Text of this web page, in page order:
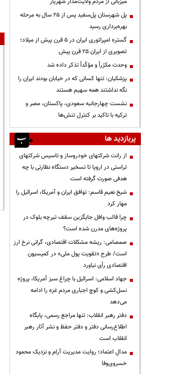
پل شهرستان پل‌سفید پس از ۲۵ سال به مرحله
بهره‌برداری رسید
گستره امپراتوری ایران در ۵ قرن پیش از میلاد؛
تصویری از ایران ۲۵ قرن پیش
وحدت مکرّراً و مؤکّداً تذکر داده شد
پزشکیان: تنها کسانی که در خیابان بودند ایران را
نگه نداشتند همه سهیم هستند
نشست چهارجانبه سعودی، پاکستان، مصر و
ترکیه با تاکید بر کنترل تنش‌ها
پربازدید ها
از رانت‌ شرکتهای خودروساز و تاسیس شرکتهای
تراستی در اروپا تا تسخیر دستگاه نظارتی با چه
هدفی صورت گرفته است
شیخ نعیم قاسم: توافق ایران و آمریکا، اسرائیل را
مهار کرد
چرا قالب وافل جایگزین سقف تیرچه بلوک در
پروژه‌های مدرن شده است؟
صمصامی: ریشه مشکلات اقتصادی، گرانی نرخ ارز
است/ طرح «تقویت پول ملی» در کمیسیون
اقتصادی رأی نیاورد
جهاد اسلامی: اسرائیل با چراغ سبز آمریکا، پروژه
نسل‌کشی و کوچ اجباری مردم غزه را ادامه
می‌دهد
دفتر رهبر انقلاب: تنها مراجع رسمی، پایگاه
اطلاع‌رسانی دفتر و دفتر حفظ و نشر آثار رهبر
انقلاب است
مدالِ اعتماد؛ روایت مدیریت آرام و نزدیک محمود
خسروی‌وفا